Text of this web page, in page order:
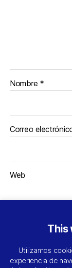
Nombre *
Correo
Web
This
Utilizamos
experiencia de